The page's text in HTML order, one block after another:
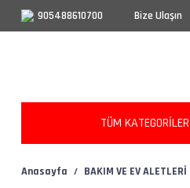
905488610700 Bize Ulaşın
TÜM KATEGORİLER
Anasayfa BAKIM VE EV ALETLERİ